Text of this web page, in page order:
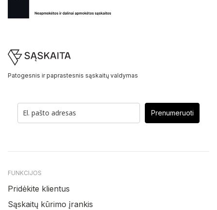
Footer
Patogesnis ir paprastesnis sąskaitų valdymas
Prenumeruoti
FUNKCIJOS
Pridėkite klientus
Sąskaitų kūrimo įrankis